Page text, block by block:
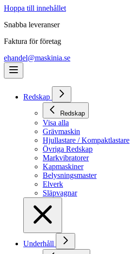
Hoppa till innehållet
Snabba leveranser
Faktura för företag
ehandel@maskinia.se
Redskap
Redskap
Visa alla
Grävmaskin
Hjullastare / Kompaktlastare
Övriga Redskap
Markvibratorer
Kapmaskiner
Belysningsmaster
Elverk
Släpvagnar
Underhåll